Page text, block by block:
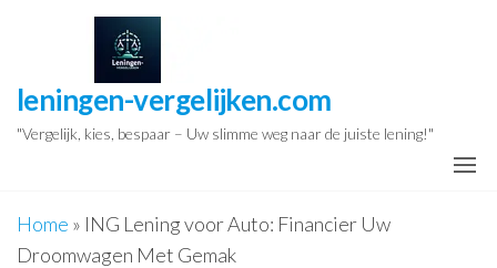
inhoud
leningen-vergelijken.com
"Vergelijk, kies, bespaar – Uw slimme weg naar de juiste lening!"
Home » ING Lening voor Auto: Financier Uw
Droomwagen Met Gemak